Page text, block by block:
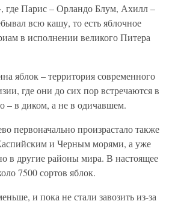
где Парис – Орландо Блум, Ахилл –
всю кашу, то есть яблочное
в исполнении великого Питера
яблок – территория современного
где они до сих пор встречаются в
– в диком, а не в одичавшем.
первоначально произрастало также
и Черным морями, а уже
в другие районы мира. В настоящее
7500 сортов яблок.
и пока не стали завозить из-за